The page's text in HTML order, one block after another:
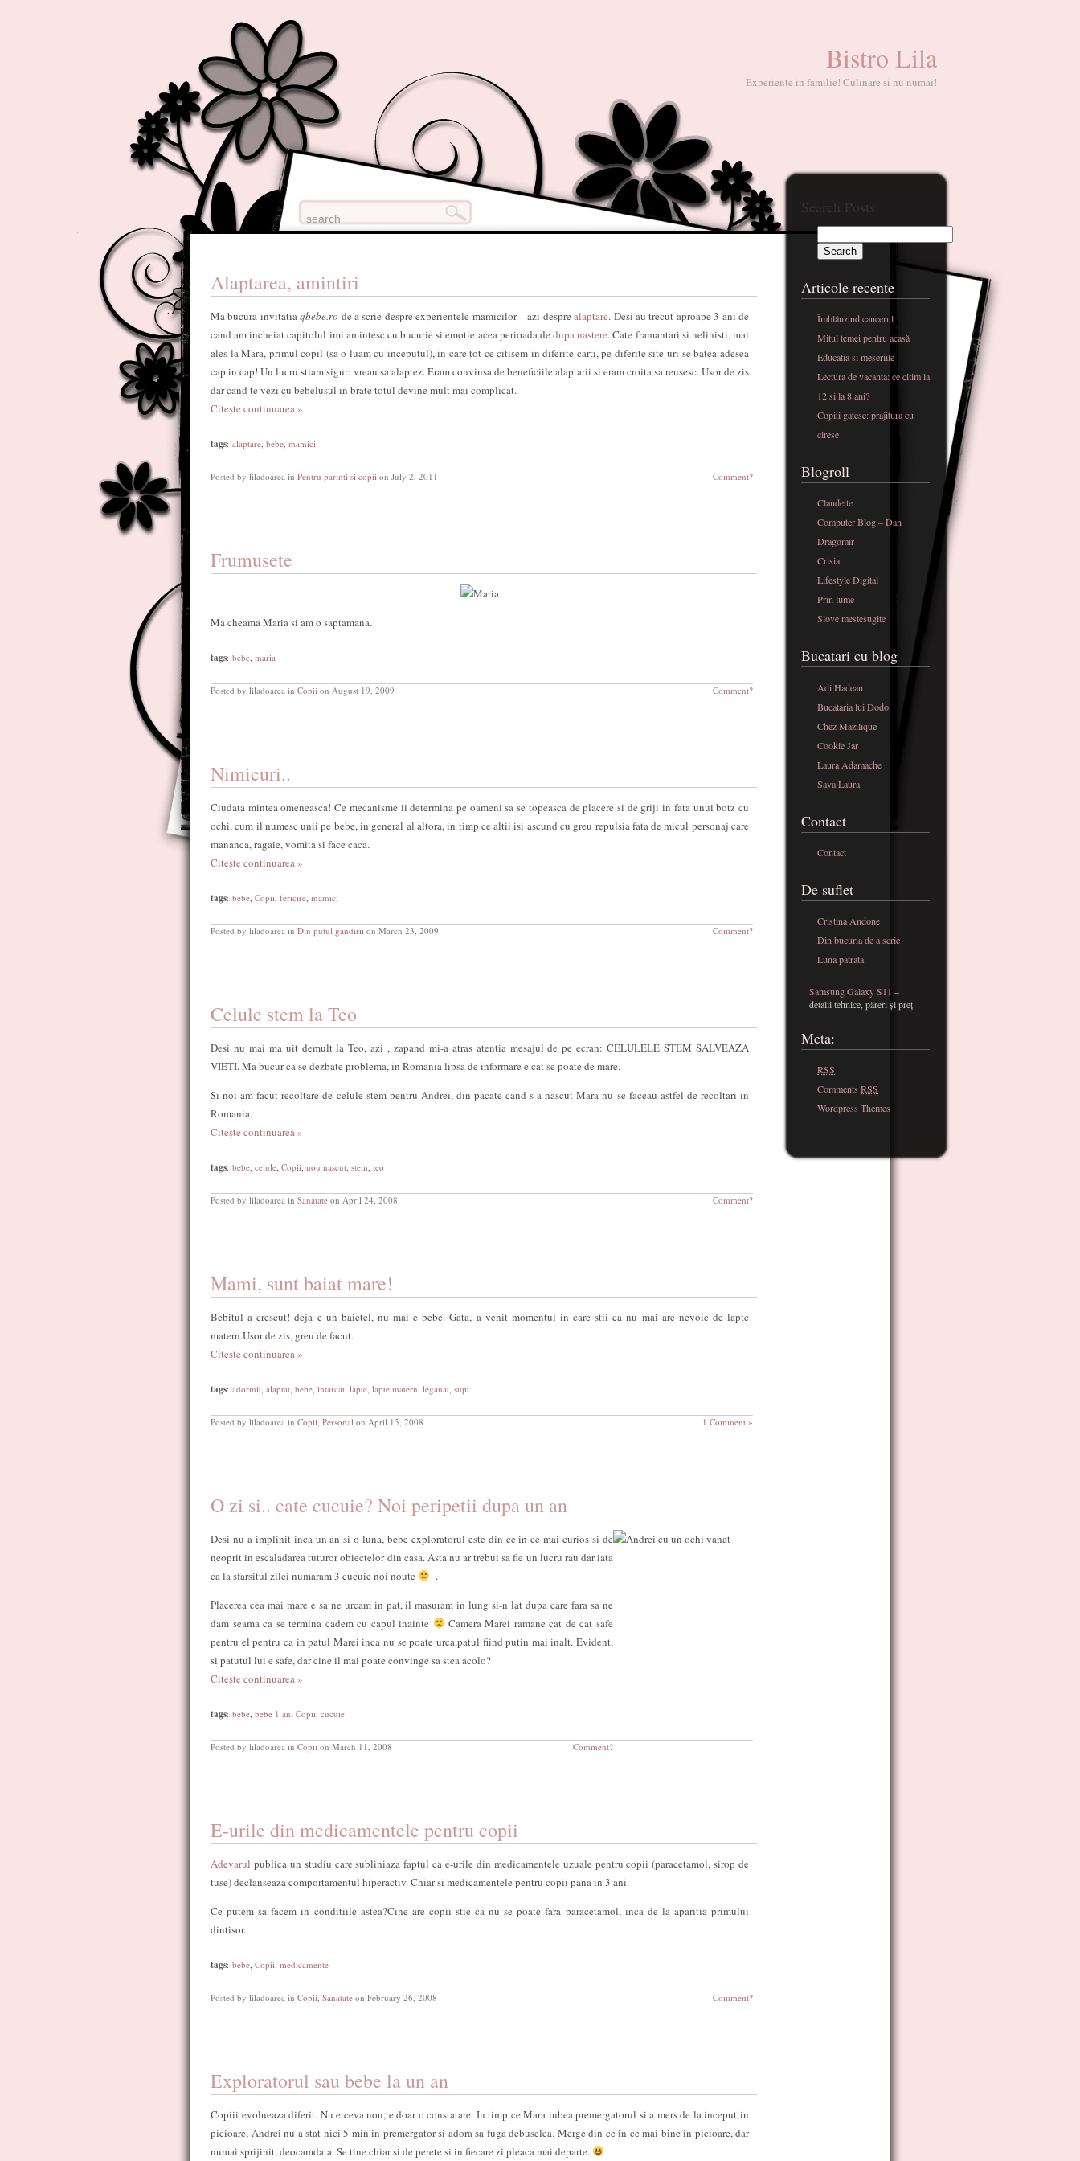
Bistro Lila
Experiente in familie! Culinare si nu numai!
Alaptarea, amintiri
Ma bucura invitatiaqbebe.ro de a scrie despre experientele mamicilor – azi desprealaptare. Desi au trecut aproape 3 ani de
cand am incheiat capitolul imi amintesc cu bucurie si emotie acea perioada dedupa nastere. Cate framantari si nelinisti, mai
ales la Mara, primul copil (sa o luam cu inceputul), in care tot ce citisem in diferite carti, pe diferite site-uri se batea adesea
cap in cap! Un lucru stiam sigur: vreau sa alaptez. Eram convinsa de beneficiile alaptarii si eram croita sa reusesc. Usor de zis
dar cand te vezi cu bebelusul in brate totul devine mult mai complicat.
Citește continuarea »
tags: alaptare, bebe, mamici
Posted by liladoarea in Pentru parinti si copii on July 2, 2011 Comment?
Frumusete
Ma cheama Maria si am o saptamana.
tags: bebe, maria
Posted by liladoarea in Copii on August 19, 2009 Comment?
Nimicuri..
Ciudata mintea omeneasca! Ce mecanisme ii determina pe oameni sa se topeasca de placere si de griji in fata unui botz cu
ochi, cum il numesc unii pe bebe, in general al altora, in timp ce altii isi ascund cu greu repulsia fata de micul personaj care
mananca, ragaie, vomita si face caca.
Citește continuarea »
tags: bebe, Copii, fericire, mamici
Posted by liladoarea in Din putul gandirii on March 23, 2009 Comment?
Celule stem la Teo
Desi nu mai ma uit demult la Teo, azi , zapand mi-a atras atentia mesajul de pe ecran: CELULELE STEM SALVEAZA
VIETI. Ma bucur ca se dezbate problema, in Romania lipsa de informare e cat se poate de mare.
Si noi am facut recoltare de celule stem pentru Andrei, din pacate cand s-a nascut Mara nu se faceau astfel de recoltari in
Romania.
Citește continuarea »
tags: bebe, celule, Copii, nou nascut, stem, teo
Posted by liladoarea in Sanatate on April 24, 2008 Comment?
Mami, sunt baiat mare!
Bebitul a crescut! deja e un baietel, nu mai e bebe. Gata, a venit momentul in care stii ca nu mai are nevoie de lapte
matern.Usor de zis, greu de facut.
Citește continuarea »
tags: adormit, alaptat, bebe, intarcat, lapte, lapte matern, leganat, supt
Posted by liladoarea in Copii, Personal on April 15, 2008 1 Comment »
O zi si.. cate cucuie? Noi peripetii dupa un an
Desi nu a implinit inca un an si o luna, bebe exploratorul este din ce in ce mai curios si de
neoprit in escaladarea tuturor obiectelor din casa. Asta nu ar trebui sa fie un lucru rau dar iata
ca la sfarsitul zilei numaram 3 cucuie noi noute
.
Placerea cea mai mare e sa ne urcam in pat, il masuram in lung si-n lat dupa care fara sa ne
dam seama ca se termina cadem cu capul inainte
Camera Marei ramane cat de cat safe
pentru el pentru ca in patul Marei inca nu se poate urca,patul fiind putin mai inalt. Evident,
si patutul lui e safe, dar cine il mai poate convinge sa stea acolo?
Citește continuarea »
tags: bebe, bebe 1 an, Copii, cucuie
Posted by liladoarea in Copii on March 11, 2008 Comment?
E-urile din medicamentele pentru copii
Adevarul publica un studiu care subliniaza faptul ca e-urile din medicamentele uzuale pentru copii (paracetamol, sirop de
tuse) declanseaza comportamentul hiperactiv. Chiar si medicamentele pentru copii pana in 3 ani.
Ce putem sa facem in conditiile astea?Cine are copii stie ca nu se poate fara paracetamol, inca de la aparitia primului
dintisor.
tags: bebe, Copii, medicamente
Posted by liladoarea in Copii, Sanatate on February 26, 2008 Comment?
Exploratorul sau bebe la un an
Copiii evolueaza diferit. Nu e ceva nou, e doar o constatare. In timp ce Mara iubea premergatorul si a mers de la inceput in
picioare, Andrei nu a stat nici 5 min in premergator si adora sa fuga debuselea. Merge din ce in ce mai bine in picioare, dar
numai sprijinit, deocamdata. Se tine chiar si de perete si in fiecare zi pleaca mai departe.
Search Posts
Articole recente
Îmblânzind cancerul
Mitul temei pentru acasă
Educatia si meseriile
Lectura de vacanta: ce citim la
12 si la 8 ani?
Copiii gatesc: prajitura cu
cirese
Blogroll
Claudette
Computer Blog – Dan
Dragomir
Crisia
Lifestyle Digital
Prin lume
Slove mestesugite
Bucatari cu blog
Adi Hadean
Bucataria lui Dodo
Chez Mazilique
Cookie Jar
Laura Adamache
Sava Laura
Contact
Contact
De suflet
Cristina Andone
Din bucuria de a scrie
Luna patrata
Samsung Galaxy S11 –
detalii tehnice, păreri și preț.
Meta:
RSS
Comments RSS
Wordpress Themes